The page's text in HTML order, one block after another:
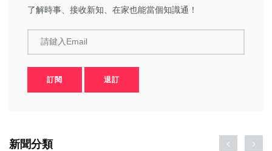
了解時事、接收新知、在家也能當個知識通！
請鍵入Email
訂閱 退訂
新聞分類